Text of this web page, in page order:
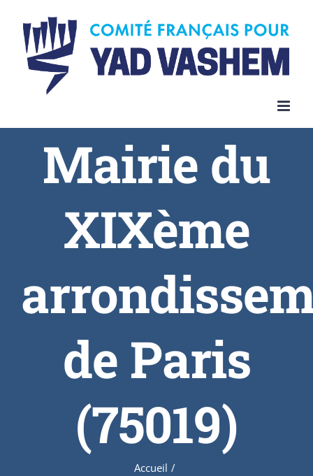
content
Mairie du
XIXème
de Paris
(75019)
Accueil /